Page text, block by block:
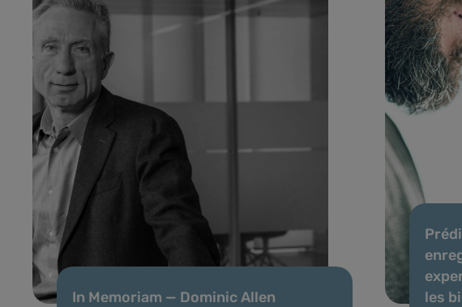
In Memoriam — Dominic Allen
les